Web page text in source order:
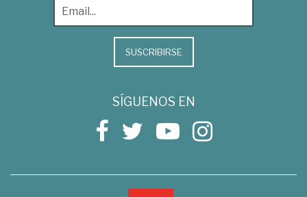
SUSCRIBIRSE
SÍGUENOS EN